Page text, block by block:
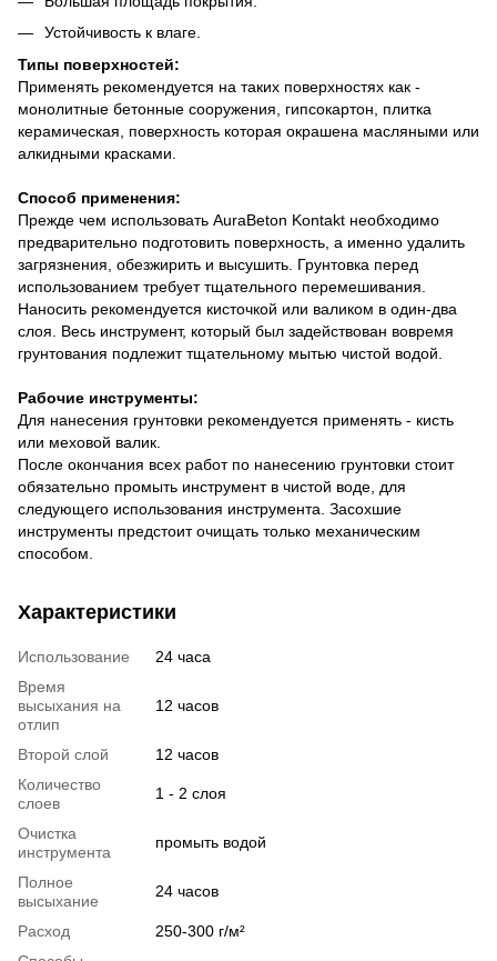
Устойчивость к влаге.
Типы поверхностей:
Применять рекомендуется на таких поверхностях как -
монолитные бетонные сооружения, гипсокартон, плитка
керамическая, поверхность которая окрашена масляными или
алкидными красками.
Способ применения:
Прежде чем использовать AuraBeton Kontakt необходимо
предварительно подготовить поверхность, а именно удалить
загрязнения, обезжирить и высушить. Грунтовка перед
использованием требует тщательного перемешивания.
Наносить рекомендуется кисточкой или валиком в один-два
слоя. Весь инструмент, который был задействован вовремя
грунтования подлежит тщательному мытью чистой водой.
Рабочие инструменты:
Для нанесения грунтовки рекомендуется применять - кисть
или меховой валик.
После окончания всех работ по нанесению грунтовки стоит
обязательно промыть инструмент в чистой воде, для
следующего использования инструмента. Засохшие
инструменты предстоит очищать только механическим
способом.
Характеристики
Использование
24 часа
Время
высыхания на
отлип
12 часов
Второй слой
12 часов
Количество
слоев
1 - 2 слоя
Очистка
инструмента
промыть водой
Полное
высыхание
24 часов
Расход
250-300 г/м²